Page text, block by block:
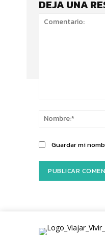
DEJA UNA
Guardar mi